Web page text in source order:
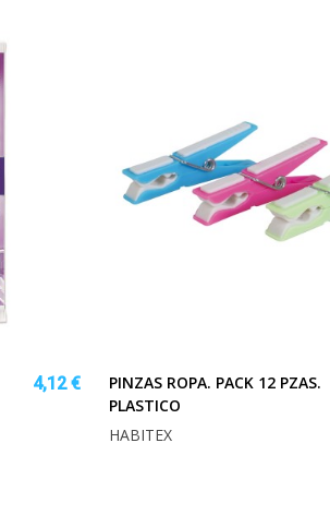
4,12 €
PINZAS ROPA. PACK 12 PZAS.
PLASTICO
HABITEX